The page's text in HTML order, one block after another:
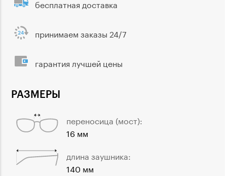
РАЗМЕРЫ
переносица (мост):
16 мм
длина заушника:
140 мм
бесплатная доставка
принимаем заказы 24/7
гарантия лучшей цены